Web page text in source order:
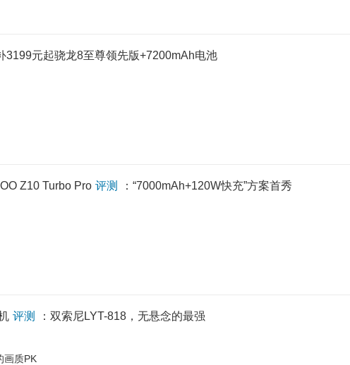
3199元起骁龙8至尊领先版+7200mAh电池
Z10 Turbo Pro 评测 ：“7000mAh+120W快充”方案首秀
评测 ：双索尼LYT-818，无悬念的最强
画质PK